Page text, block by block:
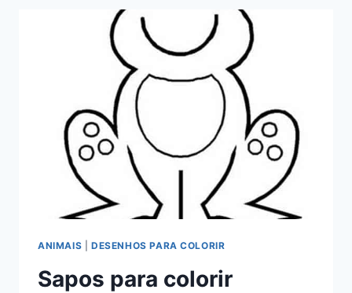
ANIMAIS DESENHOS PARA COLORIR
Sapos para colorir